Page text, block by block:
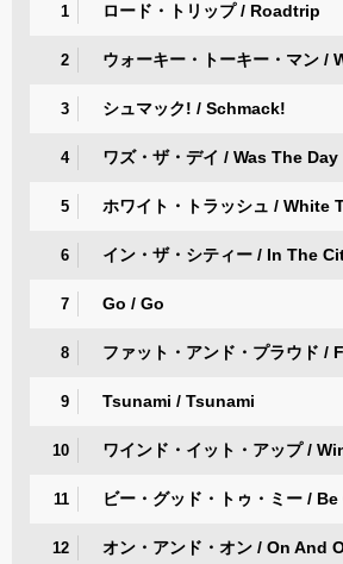
1 ロード・トリップ / Roadtrip
2 ウォーキー・トーキー・マン /
3 シュマック! / Schmack!
4 ワズ・ザ・デイ / Was The Day
5 ホワイト・トラッシュ / White
6 イン・ザ・シティー / In The
7 Go / Go
8 ファット・アンド・プラウド /
9 Tsunami / Tsunami
10 ワインド・イット・アップ /
11 ビー・グッド・トゥ・ミー /
12 オン・アンド・オン / On And